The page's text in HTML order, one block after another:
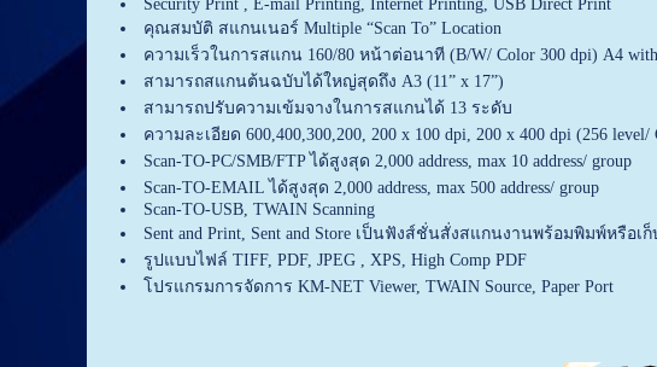
Security Print , E-mail Printing, Internet Printing, USB Direct Print
คุณสมบัติ สแกนเนอร์ Multiple “Scan To” Location
ความเร็วในการสแกน 160/80 หน้าต่อนาที (B/W/ Color 300 dpi) A4 with
สามารถสแกนต้นฉบับได้ใหญ่สุดถึง A3 (11” x 17”)
สามารถปรับความเข้มจางในการสแกนได้ 13 ระดับ
ความละเอียด 600,400,300,200, 200 x 100 dpi, 200 x 400 dpi (256
Scan-TO-PC/SMB/FTP ได้สูงสุด 2,000 address, max 10 address/ group
Scan-TO-EMAIL ได้สูงสุด 2,000 address, max 500 address/ group
Scan-TO-USB, TWAIN Scanning
Sent and Print, Sent and Store เป็นฟังส์ชั่นสั่งสแกนงานพร้อมพิมพ์หรือเ
รูปแบบไฟล์ TIFF, PDF, JPEG , XPS, High Comp PDF
โปรแกรมการจัดการ KM-NET Viewer, TWAIN Source, Paper Port